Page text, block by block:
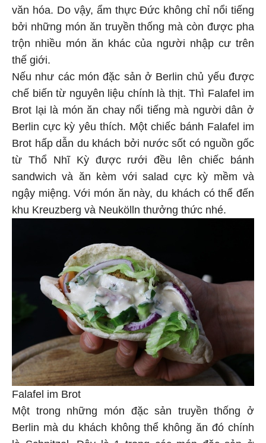
văn hóa. Do vậy, ẩm thực Đức không chỉ nổi tiếng
bởi những món ăn truyền thống mà còn được pha
trộn nhiều món ăn khác của người nhập cư trên
thế giới.
Nếu như các món đặc sản ở Berlin chủ yếu được
chế biến từ nguyên liệu chính là thịt. Thì Falafel im
Brot lại là món ăn chay nổi tiếng mà người dân ở
Berlin cực kỳ yêu thích. Một chiếc bánh Falafel im
Brot hấp dẫn du khách bởi nước sốt có nguồn gốc
từ Thổ Nhĩ Kỳ được rưới đều lên chiếc bánh
sandwich và ăn kèm với salad cực kỳ mềm và
ngậy miệng. Với món ăn này, du khách có thể đến
khu Kreuzberg và Neukölln thưởng thức nhé.
Falafel im Brot
Một trong những món đặc sản truyền thống ở
Berlin mà du khách không thể không ăn đó chính